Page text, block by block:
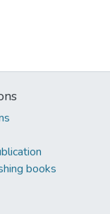
books